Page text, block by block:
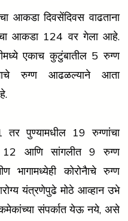
आकडा दिवसेंदिवस वाढताना
आकडा 124 वर गेला आहे.
एकाच कुटुंबातील 5 रुग्ण
रुग्ण आढळल्याने आता
तर पुण्यामधील 19 रुग्णांचा
12 आणि सांगलीत 9 रुग्ण
भागामध्येही कोरोनैाचे रुग्ण
यंत्रणेपुढे मोठे आव्हान उभे
संपर्कात येऊ नये, असे